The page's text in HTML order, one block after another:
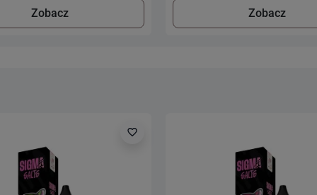
Zobacz Zobacz
favorite_border